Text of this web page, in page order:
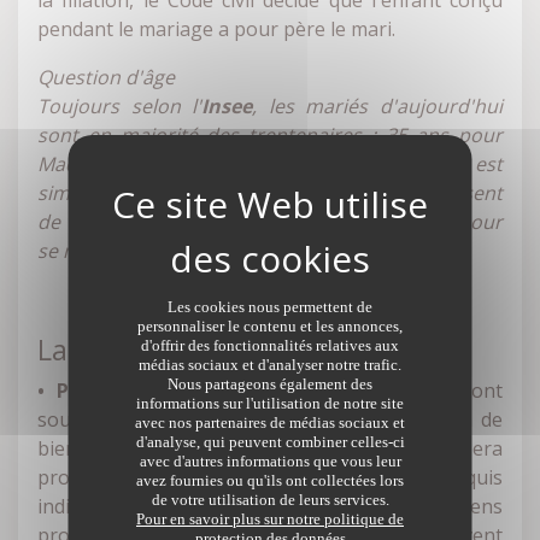
pendant le mariage a pour père le mari.
Question d'âge
Toujours selon l'Insee, les mariés d'aujourd'hui
sont en majorité des trentenaires : 35 ans pour
Madame et 38 ans pour Monsieur. L'explication est
simple : une grande partie des couples choisissent
de se pacser et attendent quelques années pour
se marier.
La gestion du patrimoine
• Pacs.
Les biens acquis durant le Pacs seront
soumis par défaut au régime de la séparation de
biens. Cela signifie que chaque partenaire sera
propriétaire des biens qu'il a acquis. Ceux acquis
individuellement avant le Pacs resteront des biens
Les cookies nous permettent de
personnaliser le contenu et les annonces,
d'offrir des fonctionnalités relatives aux
médias sociaux et d'analyser notre trafic.
Nous partageons également des
informations sur l'utilisation de notre site
avec nos partenaires de médias sociaux et
d'analyse, qui peuvent combiner celles-ci
avec d'autres informations que vous leur
avez fournies ou qu'ils ont collectées lors
de votre utilisation de leurs services.
Pour en savoir plus sur notre politique de